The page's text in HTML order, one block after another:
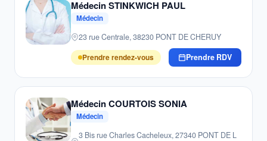
Médecin STINKWICH PAUL
Médecin
23 rue Centrale, 38230 PONT DE CHERUY
Prendre rendez-vous
Prendre RDV
Médecin COURTOIS SONIA
Médecin
3 Bis rue Charles Cacheleux, 27340 PONT DE L